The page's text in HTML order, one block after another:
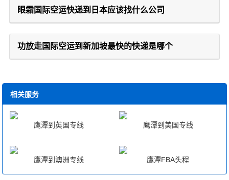
眼霜国际空运快递到日本应该找什么公司
功放走国际空运到新加坡最快的快递是哪个
相关服务
鹰潭到英国专线 鹰潭到美国专线
鹰潭到澳洲专线 鹰潭FBA头程